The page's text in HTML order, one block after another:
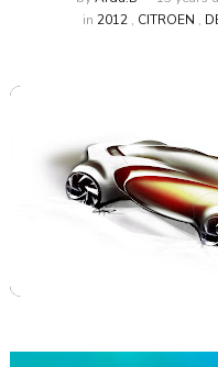
in 2012, CITROEN ,